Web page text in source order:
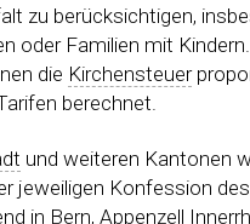
zu berücksichtigen,
oder Familien mit
die Kirchensteuer
berechnet.
und weiteren Kantonen
jeweiligen Konfession
in Bern, Appenzell